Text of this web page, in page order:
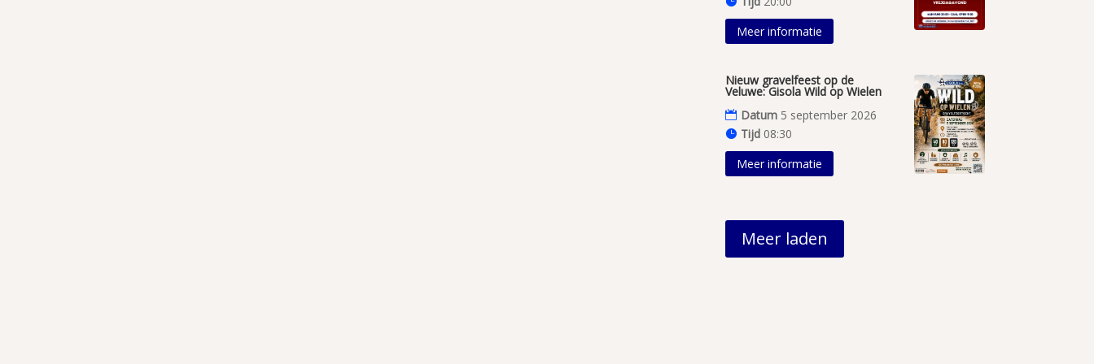
Meer informatie
Nieuw gravelfeest op de
Veluwe: Gisola Wild op Wielen
Datum 5 september 2026
Tijd 08:30
Meer informatie
Meer laden